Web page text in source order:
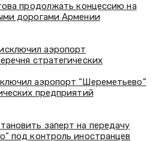
продолжать концессию на
дорогами Армении
аэропорт “Шереметьево”
предприятий